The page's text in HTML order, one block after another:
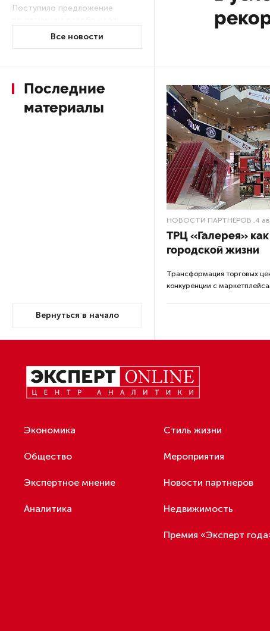
Поступило предложение
от работы одиноких россиянок
области склад Wildberries почти
полностью сгорел
Стала известна программа
Путин провел совещание
с руководством
В Мурманской области создали
Петербуржца будут судить
Фото: freepik.com
За
что
в
«В
11 тысяч
в поселке
Ласковый
усилили
районе. В
ДАЛЕЕ